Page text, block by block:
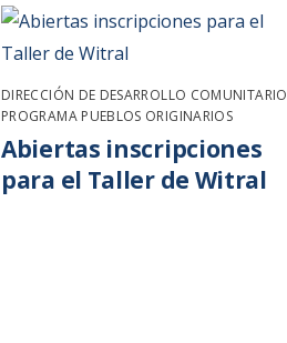
DIRECCIÓN DE DESARROLLO COMUNITARIO
PROGRAMA PUEBLOS ORIGINARIOS
Abiertas inscripciones
para el Taller de Witral